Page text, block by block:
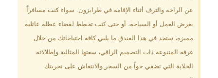
موقع مميز في قلب طرابزون بالقرب
من أهم المعالم السياحية. إطلالات
الخضراء. مرافق متكاملة تشمل
مسبحًا داخليًا، سبا، صالة ألعاب
رياضية، ومطاعم عالمية.
عن الراحة والترف أثناء الإقامة في طرابزون. سواء كنت مسافراً
بغرض العمل أو السياحة، أو حتى كنت تخطط لقضاء عطلة عائلية
مميزة، ستجد في هذا الفندق ما يلبي كافة احتياجاتك من خلال
غرفه المتنوعة ذات التصميم الراقي، سعتها المثالية وإطلالاته
الخلابة التي تضفي جواً من السحر والانتعاش على تجربتك